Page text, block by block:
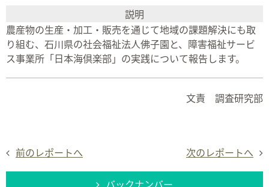
農産物の生産・加工・販売を通じて地域の課題解決にも取
り組む、石川県の社会福祉法人佛子園と、障害福祉サービ
ス事業所「日本海倶楽部」の実践について報告します。
文責 調査研究部
前のレポートへ 次のレポートへ
バックナンバー